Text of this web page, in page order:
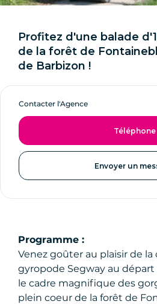
Profitez d'une balade
de la forêt de
de Barbizon !
Contacter l'Agence
Téléphone
Envoyer un
Programme :
Venez goûter au plaisir de
gyropode Segway au départ
le cadre magnifique des
plein coeur de la forêt de